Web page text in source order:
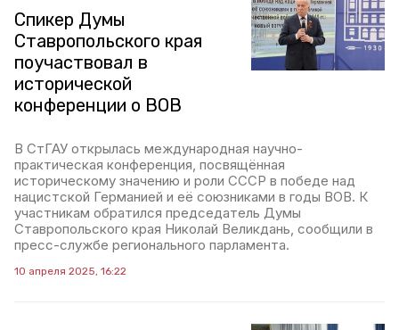
Спикер Думы
Ставропольского края
поучаствовал в
исторической
конференции о ВОВ
В СтГАУ открылась международная научно-
практическая конференция, посвящённая
историческому значению и роли СССР в победе над
нацистской Германией и её союзниками в годы ВОВ. К
участникам обратился председатель Думы
Ставропольского края Николай Великдань, сообщили в
пресс-службе регионального парламента.
10 апреля 2025, 16:22